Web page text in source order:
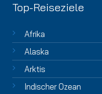
Top-Reiseziele
Afrika
Alaska
Arktis
Indischer Ozean